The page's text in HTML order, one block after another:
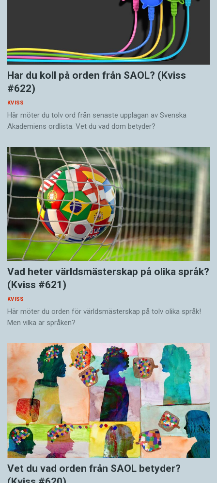
Har du koll på orden från SAOL? (Kviss
#622)
KVISS
Här möter du tolv ord från senaste upplagan av Svenska
Akademiens ordlista. Vet du vad dom betyder?
Vad heter världsmästerskap på olika språk?
(Kviss #621)
KVISS
Här möter du orden för världsmästerskap på tolv olika språk!
Men vilka är språken?
Vet du vad orden från SAOL betyder?